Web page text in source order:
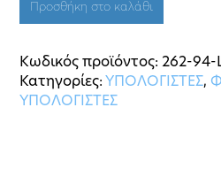
Προσθήκη στο καλάθι
Κωδικός προϊόντος:262-94-
Κατηγορίες: ΥΠΟΛΟΓΙΣΤΕΣ,
ΥΠΟΛΟΓΙΣΤΕΣ